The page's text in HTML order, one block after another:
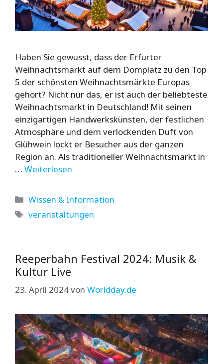
Haben Sie gewusst, dass der Erfurter
Weihnachtsmarkt auf dem Domplatz zu den Top
5 der schönsten Weihnachtsmärkte Europas
gehört? Nicht nur das, er ist auch der beliebteste
Weihnachtsmarkt in Deutschland! Mit seinen
einzigartigen Handwerkskünsten, der festlichen
Atmosphäre und dem verlockenden Duft von
Glühwein lockt er Besucher aus der ganzen
Region an. Als traditioneller Weihnachtsmarkt in
… Weiterlesen
Kategorien
Wissen & Information
Schlagwörter
veranstaltungen
Reeperbahn Festival 2024: Musik &
Kultur Live
23. April 2024von Worldday.de